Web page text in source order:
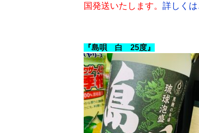
国発送いたします。 詳しく
『島唄 白 25度』